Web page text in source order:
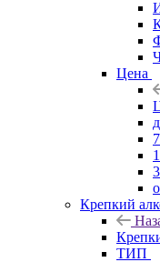
Цена
Крепкий
ТИП